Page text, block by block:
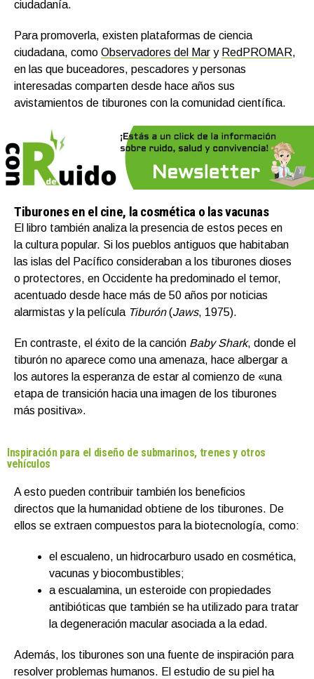
ciudadanía.
Para promoverla, existen plataformas de ciencia
ciudadana, como Observadores del Mar y RedPROMAR,
en las que buceadores, pescadores y personas
interesadas comparten desde hace años sus
avistamientos de tiburones con la comunidad científica.
Tiburones en el cine, la cosmética o las vacunas
El libro también analiza la presencia de estos peces en
la cultura popular. Si los pueblos antiguos que habitaban
las islas del Pacífico consideraban a los tiburones dioses
o protectores, en Occidente ha predominado el temor,
acentuado desde hace más de 50 años por noticias
alarmistas y la película Tiburón(Jaws, 1975).
En contraste, el éxito de la canción Baby Shark, donde el
tiburón no aparece como una amenaza, hace albergar a
los autores la esperanza de estar al comienzo de «una
etapa de transición hacia una imagen de los tiburones
más positiva».
Inspiración para el diseño de submarinos, trenes y otros
vehículos
A esto pueden contribuir también los beneficios
directos que la humanidad obtiene de los tiburones. De
ellos se extraen compuestos para la biotecnología, como:
el escualeno, un hidrocarburo usado en cosmética,
vacunas y biocombustibles;
a escualamina, un esteroide con propiedades
antibióticas que también se ha utilizado para tratar
la degeneración macular asociada a la edad.
Además, los tiburones son una fuente de inspiración para
resolver problemas humanos. El estudio de su piel ha